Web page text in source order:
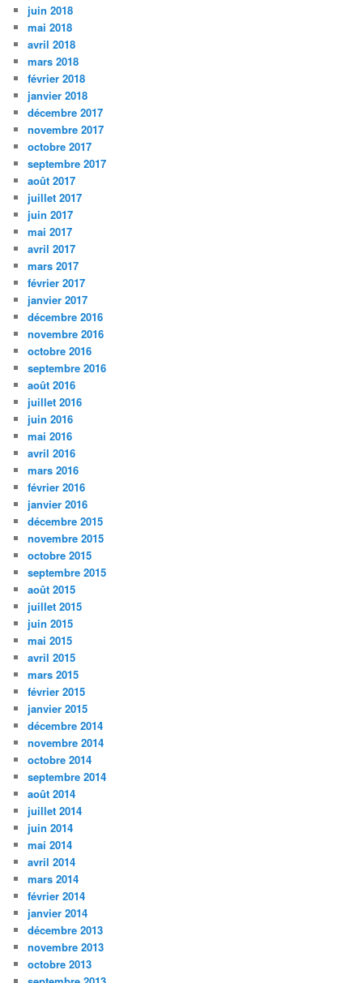
juin 2018
mai 2018
avril 2018
mars 2018
février 2018
janvier 2018
décembre 2017
novembre 2017
octobre 2017
septembre 2017
août 2017
juillet 2017
juin 2017
mai 2017
avril 2017
mars 2017
février 2017
janvier 2017
décembre 2016
novembre 2016
octobre 2016
septembre 2016
août 2016
juillet 2016
juin 2016
mai 2016
avril 2016
mars 2016
février 2016
janvier 2016
décembre 2015
novembre 2015
octobre 2015
septembre 2015
août 2015
juillet 2015
juin 2015
mai 2015
avril 2015
mars 2015
février 2015
janvier 2015
décembre 2014
novembre 2014
octobre 2014
septembre 2014
août 2014
juillet 2014
juin 2014
mai 2014
avril 2014
mars 2014
février 2014
janvier 2014
décembre 2013
novembre 2013
octobre 2013